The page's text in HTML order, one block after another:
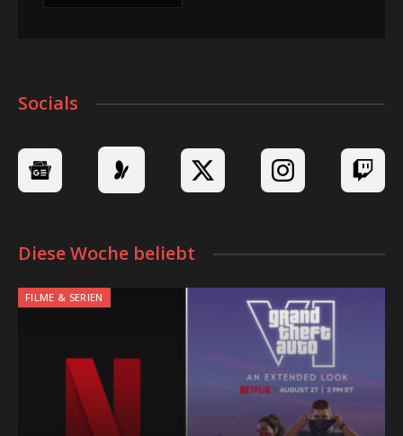
Socials
Diese Woche beliebt
FILME & SERIEN